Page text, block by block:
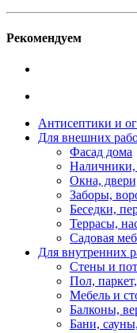
Рекомендуем
Антисептики и
Для внешних
Фасад дома
Наличники,
Окна,
Заборы,
Беседки,
Террасы,
Садовая
Для внутренних
Стены и
Пол,
Мебель и
Балконы,
Бани,